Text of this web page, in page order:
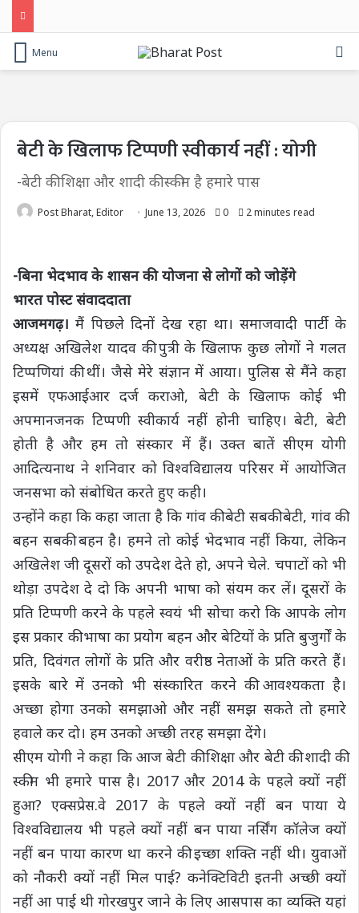
Menu
बेटी के खिलाफ टिप्पणी स्वीकार्य नहीं : योगी
-बेटी की शिक्षा और शादी की स्कीम है हमारे पास
Post Bharat, Editor June 13, 2026 0 2 minutes read
-बिना भेदभाव के शासन की योजना से लोगों को जोड़ेंगे
भारत पोस्ट संवाददाता
आजमगढ़। मैं पिछले दिनों देख रहा था। समाजवादी पार्टी के
अध्यक्ष अखिलेश यादव की पुत्री के खिलाफ कुछ लोगों ने गलत
टिप्पणियां की थीं। जैसे मेरे संज्ञान में आया। पुलिस से मैंने कहा
इसमें एफआईआर दर्ज कराओ, बेटी के खिलाफ कोई भी
अपमानजनक टिप्पणी स्वीकार्य नहीं होनी चाहिए। बेटी, बेटी
होती है और हम तो संस्कार में हैं। उक्त बातें सीएम योगी
आदित्यनाथ ने शनिवार को विश्वविद्यालय परिसर में आयोजित
जनसभा को संबोधित करते हुए कही।
उन्होंने कहा कि कहा जाता है कि गांव की बेटी सबकी बेटी, गांव की
बहन सबकी बहन है। हमने तो कोई भेदभाव नहीं किया, लेकिन
अखिलेश जी दूसरों को उपदेश देते हो, अपने चेले. चपाटों को भी
थोड़ा उपदेश दे दो कि अपनी भाषा को संयम कर लें। दूसरों के
प्रति टिप्पणी करने के पहले स्वयं भी सोचा करो कि आपके लोग
इस प्रकार की भाषा का प्रयोग बहन और बेटियों के प्रति बुजुर्गों के
प्रति, दिवंगत लोगों के प्रति और वरीष्ठ नेताओं के प्रति करते हैं।
इसके बारे में उनको भी संस्कारित करने की आवश्यकता है।
अच्छा होगा उनको समझाओ और नहीं समझ सकते तो हमारे
हवाले कर दो। हम उनको अच्छी तरह समझा देंगे।
सीएम योगी ने कहा कि आज बेटी की शिक्षा और बेटी की शादी की
स्कीम भी हमारे पास है। 2017 और 2014 के पहले क्यों नहीं
हुआ? एक्सप्रेस.वे 2017 के पहले क्यों नहीं बन पाया ये
विश्वविद्यालय भी पहले क्यों नहीं बन पाया नर्सिंग कॉलेज क्यों
नहीं बन पाया कारण था करने की इच्छा शक्ति नहीं थी। युवाओं
को नौकरी क्यों नहीं मिल पाई? कनेक्टिविटी इतनी अच्छी क्यों
नहीं आ पाई थी गोरखपुर जाने के लिए आसपास का व्यक्ति यहां